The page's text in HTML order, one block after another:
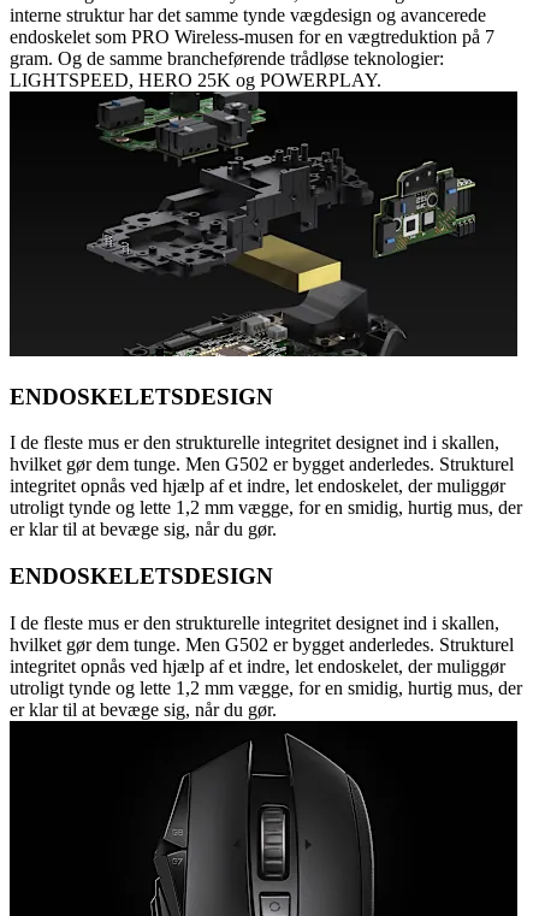
interne struktur har det samme tynde vægdesign og avancerede
endoskelet som PRO Wireless-musen for en vægtreduktion på 7
gram. Og de samme brancheførende trådløse teknologier:
LIGHTSPEED, HERO 25K og POWERPLAY.
ENDOSKELETSDESIGN
I de fleste mus er den strukturelle integritet designet ind i skallen,
hvilket gør dem tunge. Men G502 er bygget anderledes. Strukturel
integritet opnås ved hjælp af et indre, let endoskelet, der muliggør
utroligt tynde og lette 1,2 mm vægge, for en smidig, hurtig mus, der
er klar til at bevæge sig, når du gør.
ENDOSKELETSDESIGN
I de fleste mus er den strukturelle integritet designet ind i skallen,
hvilket gør dem tunge. Men G502 er bygget anderledes. Strukturel
integritet opnås ved hjælp af et indre, let endoskelet, der muliggør
utroligt tynde og lette 1,2 mm vægge, for en smidig, hurtig mus, der
er klar til at bevæge sig, når du gør.